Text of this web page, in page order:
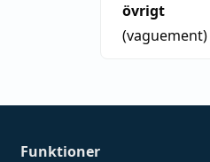
övrigt
(vaguement)
Funktioner